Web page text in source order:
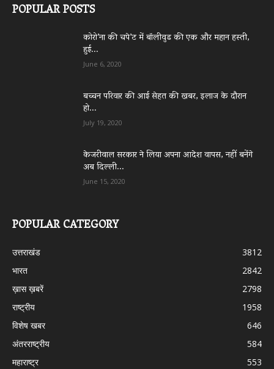
POPULAR POSTS
कोरो’ना की चपे’ट में बॉलीवुड की एक और महान हस्ती,
हुई...
June 6, 2020
बच्चन परिवार की आई सेहत की खबर, इलाज के दौरान
हो...
July 19, 2020
केजरीवाल सरकार ने लिया अपना आदेश वापस, नहीं बनेंगे
अब दिल्ली...
June 15, 2020
POPULAR CATEGORY
उत्तराखंड
3812
भारत
2842
ख़ास ख़बरें
2798
राष्ट्रीय
1958
विशेष खबर
646
अंतरराष्ट्रीय
584
महाराष्ट्र
553